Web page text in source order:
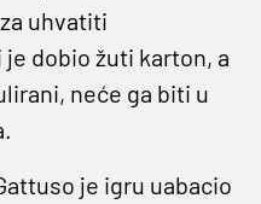
za uhvatiti
dobio žuti karton, a
neće ga biti u
je igru uabacio